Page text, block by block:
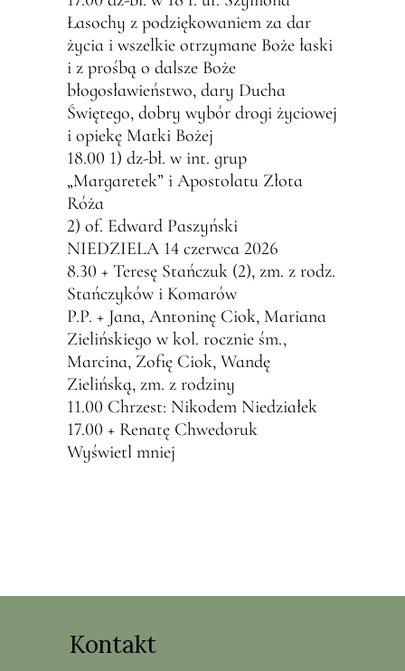
Łasochy z podziękowaniem za dar
życia i wszelkie otrzymane Boże łaski
i z prośbą o dalsze Boże
błogosławieństwo, dary Ducha
Świętego, dobry wybór drogi życiowej
i opiekę Matki Bożej
18.00 1) dz-bł. w int. grup
„Margaretek” i Apostolatu Złota
Róża
2) of. Edward Paszyński
NIEDZIELA 14 czerwca 2026
8.30 + Teresę Stańczuk (2), zm. z rodz.
Stańczyków i Komarów
P.P. + Jana, Antoninę Ciok, Mariana
Zielińskiego w kol. rocznie śm.,
Marcina, Zofię Ciok, Wandę
Zielińską, zm. z rodziny
11.00 Chrzest: Nikodem Niedziałek
17.00 + Renatę Chwedoruk
Wyświetl mniej
Kontakt